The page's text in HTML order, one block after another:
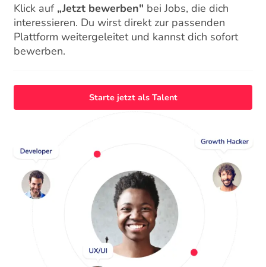
Klick auf „Jetzt bewerben" bei Jobs, die dich
interessieren. Du wirst direkt zur passenden
Plattform weitergeleitet und kannst dich sofort
bewerben.
Starte jetzt als Talent